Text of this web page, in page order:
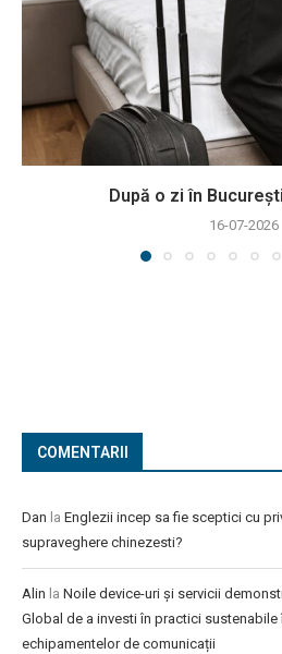
După o zi în
16-07-2026
COMENTARII
Dan la Englezii incep sa fie sceptici cu
supraveghere chinezesti?
Alin la Noile device-uri și servicii
Global de a investi în practici
echipamentelor de comunicații